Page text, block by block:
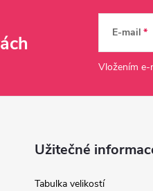
E-mail
Vložením e-
Užitečné
Tabulka velikostí